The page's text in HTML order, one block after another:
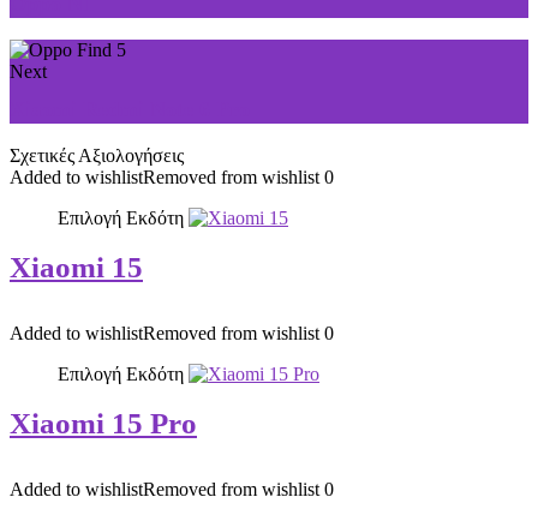
Next
Σχετικές Αξιολογήσεις
Added to wishlistRemoved from wishlist 0
Επιλογή Εκδότη
Xiaomi 15
Added to wishlistRemoved from wishlist 0
Επιλογή Εκδότη
Xiaomi 15 Pro
Added to wishlistRemoved from wishlist 0